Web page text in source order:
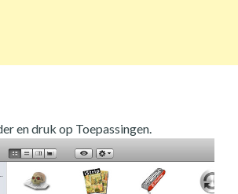
en druk op Toepassingen.